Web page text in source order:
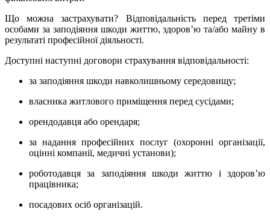
Що можна застрахувати? Відповідальність перед третіми
особами за заподіяння шкоди життю, здоров’ю та/або майну в
результаті професійної діяльності.
Доступні наступні договори страхування відповідальності:
за заподіяння шкоди навколишньому середовищу;
власника житлового приміщення перед сусідами;
орендодавця або орендаря;
за надання професійних послуг (охоронні організації,
оцінні компанії, медичні установи);
роботодавця за заподіяння шкоди життю і здоров’ю
працівника;
посадових осіб організацій.